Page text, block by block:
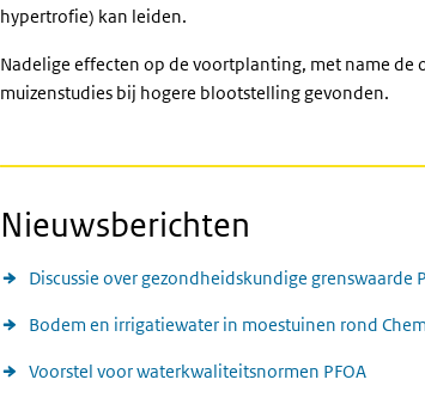
hypertrofie) kan leiden.
Nadelige effecten op de voortplanting, met name
muizenstudies bij hogere blootstelling gevonden.
Nieuwsberichten
Discussie over gezondheidskundige grenswaarde
Bodem en irrigatiewater in moestuinen rond
Voorstel voor waterkwaliteitsnormen PFOA